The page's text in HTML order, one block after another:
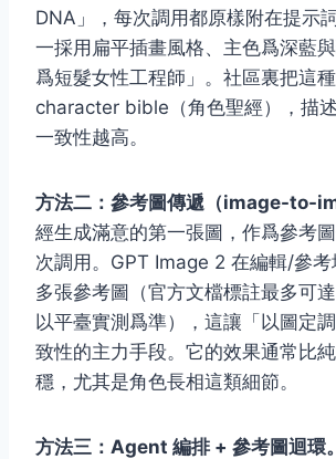
DNA」，每次調用都原樣附在提示
一採用扁平插畫風格、主色爲深藍
爲短髮女性工程師」。社區裏把這
character bible（角色聖經），描
一致性越高。
方法二：參考圖傳遞（image-to-
經生成滿意的第一張圖，作爲參考
次調用。GPT Image 2 在編輯/參考
多張參考圖（官方文檔標註最多可
以平臺實測爲準），這讓「以圖定
致性的主力手段。它的效果通常比
穩，尤其是角色長相這類細節。
方法三：Agent 編排 + 參考圖迴環。